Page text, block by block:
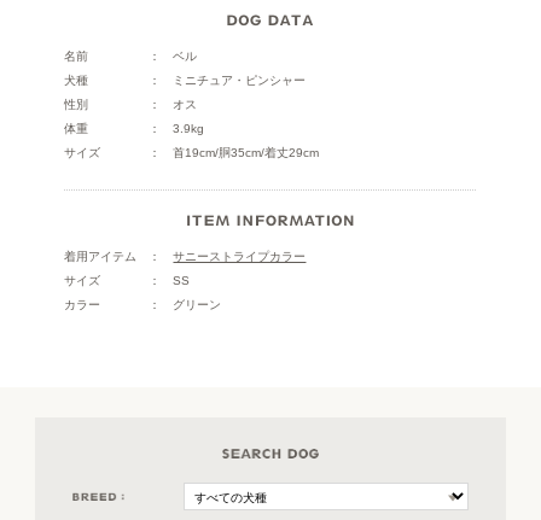
名前
ベル
犬種
ミニチュア・ピンシャー
性別
オス
体重
3.9kg
サイズ
首19cm/胴35cm/着丈29cm
着用アイテム
サニーストライプカラー
サイズ
SS
カラー
グリーン